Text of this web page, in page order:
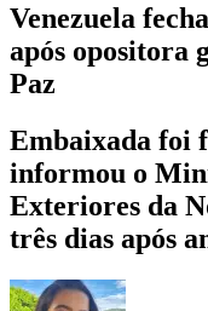
Venezuela
após opositora
Paz
Embaixada foi
informou o
Exteriores da
três dias após